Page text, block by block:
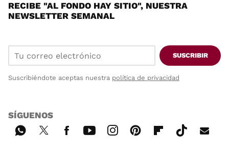
RECIBE "AL FONDO HAY SITIO", NUESTRA
NEWSLETTER SEMANAL
SUSCRIBIR
Suscribiéndote aceptas nuestra política de privacidad
SÍGUENOS